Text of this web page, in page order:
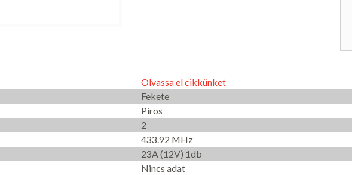
Olvassa el cikkünket
Fekete
Piros
2
433.92 MHz
23A (12V) 1db
Nincs adat